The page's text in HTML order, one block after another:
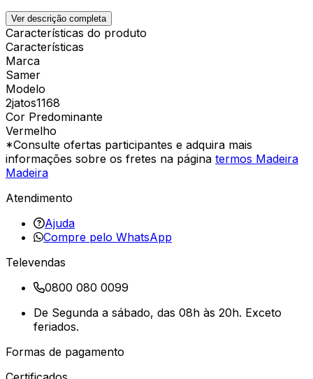
Ver descrição completa
Características do produto
Características
Marca
Samer
Modelo
2jatos1168
Cor Predominante
Vermelho
*Consulte ofertas participantes e adquira mais
informações sobre os fretes na página termos Madeira
Madeira
Atendimento
Ajuda
Compre pelo WhatsApp
Televendas
0800 080 0099
De Segunda a sábado, das 08h às 20h. Exceto
feriados.
Formas de pagamento